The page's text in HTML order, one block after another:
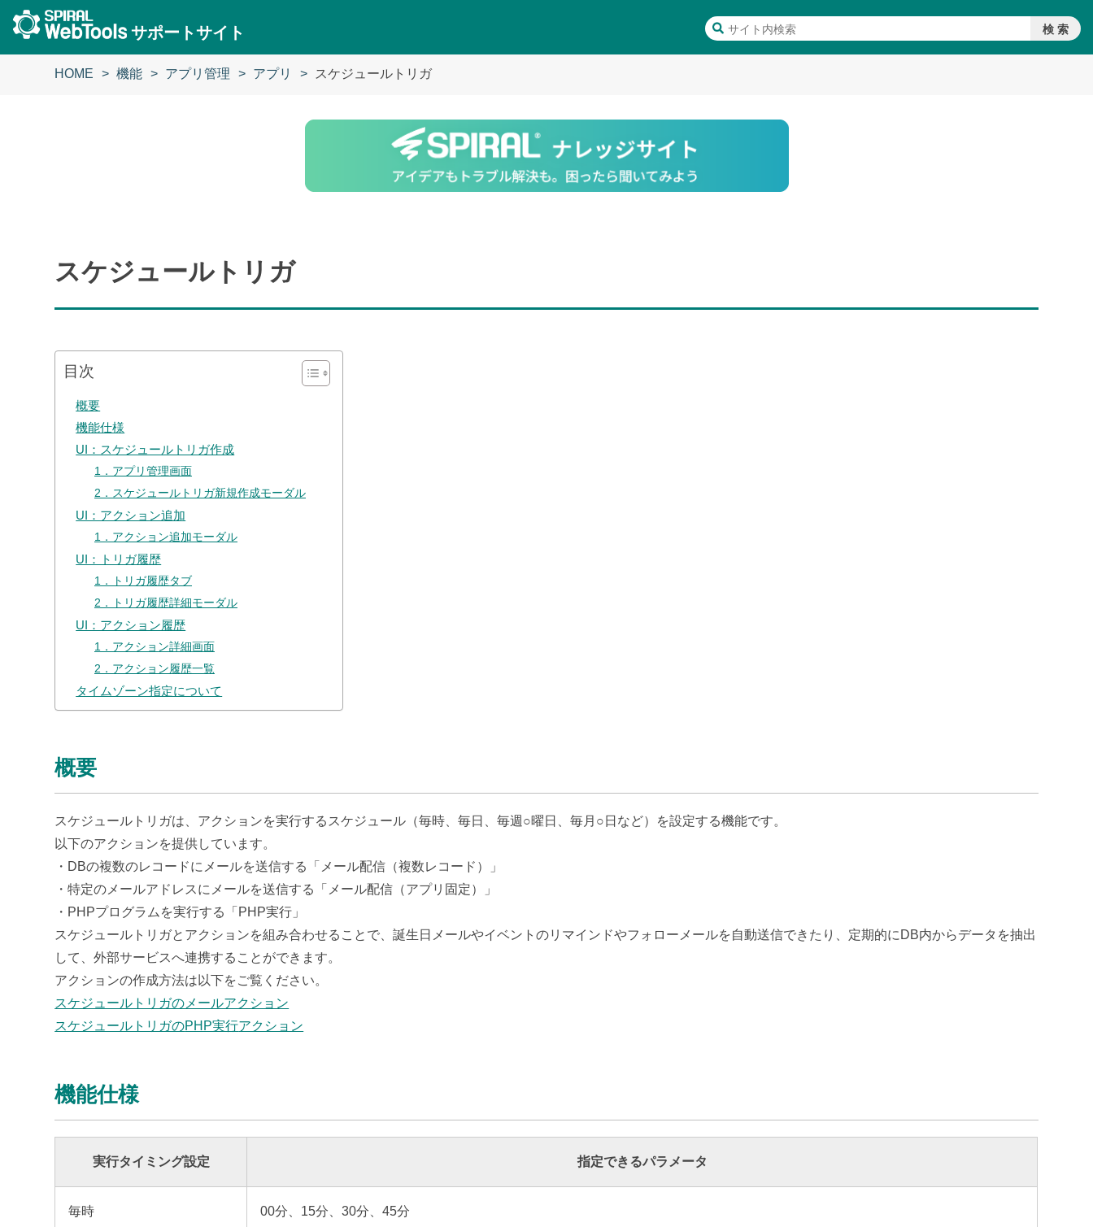
サポートサイト
HOME 機能 アプリ管理 アプリ スケジュールトリガ
スケジュールトリガ
目次
概要
機能仕様
UI：スケジュールトリガ作成
1．アプリ管理画面
2．スケジュールトリガ新規作成モーダル
UI：アクション追加
1．アクション追加モーダル
UI：トリガ履歴
1．トリガ履歴タブ
2．トリガ履歴詳細モーダル
UI：アクション履歴
1．アクション詳細画面
2．アクション履歴一覧
タイムゾーン指定について
概要
スケジュールトリガは、アクションを実行するスケジュール（毎時、毎日、毎週○曜日、毎月○日など）を設定する機能です。
以下のアクションを提供しています。
・DBの複数のレコードにメールを送信する「メール配信（複数レコード）」
・特定のメールアドレスにメールを送信する「メール配信（アプリ固定）」
・PHPプログラムを実行する「 PHP実行 」
スケジュールトリガとアクションを組み合わせることで、誕生日メールやイベントのリマインドやフォローメールを自動送信できたり、定期的にDB内からデータを抽出
して、外部サービスへ連携することができます。
アクションの作成方法は以下をご覧ください。
スケジュールトリガのメールアクション
スケジュールトリガのPHP実行アクション
機能仕様
実行タイミング設定 指定できるパラメータ
毎時 00分、15分、30分、45分